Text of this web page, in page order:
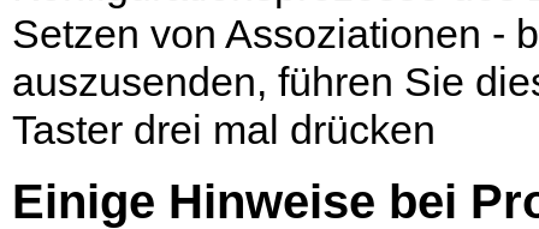
Setzen von Assoziationen -
auszusenden, führen Sie
Taster drei mal drücken
Einige Hinweise bei